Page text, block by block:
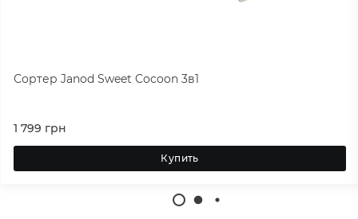
Сортер Janod Sweet Cocoon 3в1
1 799 грн
Купить